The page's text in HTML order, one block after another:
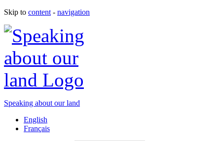
Skip to content - navigation
Speaking about our land
English
Français